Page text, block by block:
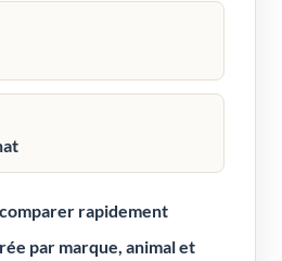
rapidement
par marque, animal et